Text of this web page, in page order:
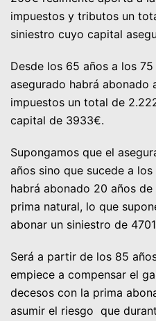
impuestos y tributos un
siniestro cuyo capital
Desde los 65 años a los 75
asegurado habrá abonado
impuestos un total de
capital de 3933€.
Supongamos que el
años sino que sucede a
habrá abonado 20 años
prima natural, lo que
abonar un siniestro de
Será a partir de los 85
empiece a compensar el
decesos con la prima
asumir el riesgo que